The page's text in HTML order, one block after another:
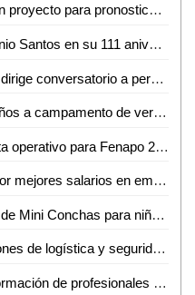
Jóvenes investigadores realizan proyecto para pronosticar leucemia linfoblástica aguda, en el Verano de la Ciencia de la UASLP
Rinden homenaje a Pedro Antonio Santos en su 111 aniversario luctuoso
Fiscalía de derechos humanos dirige conversatorio a personal de la FGESLP sobre la trata de personas
DIF de Ciudad Valles invita a niños a campamento de verano gratuito e inclusivo
Protección Civil del Estado alista operativo para Fenapo 2024
Destaca SLP a nivel nacional por mejores salarios en empleos
Cultura Municipal invita al taller de Mini Conchas para niñas, niños y adolescentes
Gobierno estatal coordina acciones de logística y seguridad para la Fenapo 2024
Turismo Municipal promueve formación de profesionales en gastronomía